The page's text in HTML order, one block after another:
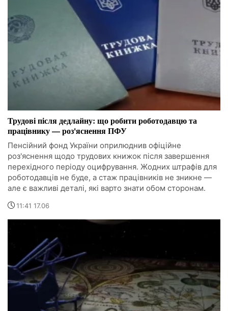
Трудові після дедлайну: що робити роботодавцю та
працівнику — роз'яснення ПФУ
Пенсійний фонд України оприлюднив офіційне
роз'яснення щодо трудових книжок після завершення
перехідного періоду оцифрування. Жодних штрафів для
роботодавців не буде, а стаж працівників не зникне —
але є важливі деталі, які варто знати обом сторонам.
11:41 17.06